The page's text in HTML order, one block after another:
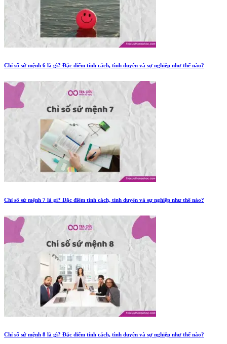
Chỉ số sứ mệnh 6 là gì? Đặc điểm tính cách, tình duyên và sự nghiệp như thế nào?
Chỉ số sứ mệnh 7 là gì? Đặc điểm tính cách, tình duyên và sự nghiệp như thế nào?
Chỉ số sứ mệnh 8 là gì? Đặc điểm tính cách, tình duyên và sự nghiệp như thế nào?